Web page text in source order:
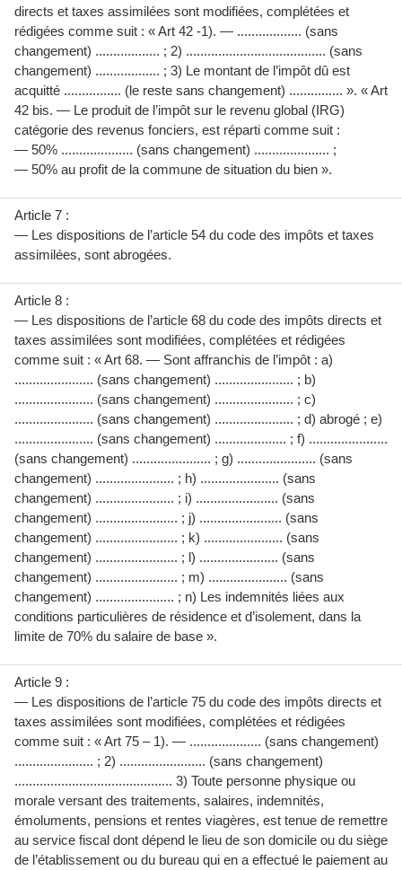
directs et taxes assimilées sont modifiées, complétées et
rédigées comme suit : « Art 42 -1). — .................. (sans
changement) .................. ; 2) ....................................... (sans
changement) .................. ; 3) Le montant de l’impôt dû est
acquitté ................ (le reste sans changement) ............... ». « Art
42 bis. — Le produit de l’impôt sur le revenu global (IRG)
catégorie des revenus fonciers, est réparti comme suit :
— 50% .................... (sans changement) ..................... ;
— 50% au profit de la commune de situation du bien ».
Article 7 :
— Les dispositions de l’article 54 du code des impôts et taxes
assimilées, sont abrogées.
Article 8 :
— Les dispositions de l’article 68 du code des impôts directs et
taxes assimilées sont modifiées, complétées et rédigées
comme suit : « Art 68. — Sont affranchis de l’impôt : a)
...................... (sans changement) ...................... ; b)
...................... (sans changement) ...................... ; c)
...................... (sans changement) ...................... ; d) abrogé ; e)
...................... (sans changement) .................... ; f) ......................
(sans changement) ...................... ; g) ...................... (sans
changement) ...................... ; h) ...................... (sans
changement) ...................... ; i) ....................... (sans
changement) ....................... ; j) ....................... (sans
changement) ....................... ; k) ...................... (sans
changement) ....................... ; l) ...................... (sans
changement) ....................... ; m) ...................... (sans
changement) ...................... ; n) Les indemnités liées aux
conditions particulières de résidence et d’isolement, dans la
limite de 70% du salaire de base ».
Article 9 :
— Les dispositions de l’article 75 du code des impôts directs et
taxes assimilées sont modifiées, complétées et rédigées
comme suit : « Art 75 – 1). — .................... (sans changement)
...................... ; 2) ........................ (sans changement)
............................................ 3) Toute personne physique ou
morale versant des traitements, salaires, indemnités,
émoluments, pensions et rentes viagères, est tenue de remettre
au service fiscal dont dépend le lieu de son domicile ou du siège
de l’établissement ou du bureau qui en a effectué le paiement au